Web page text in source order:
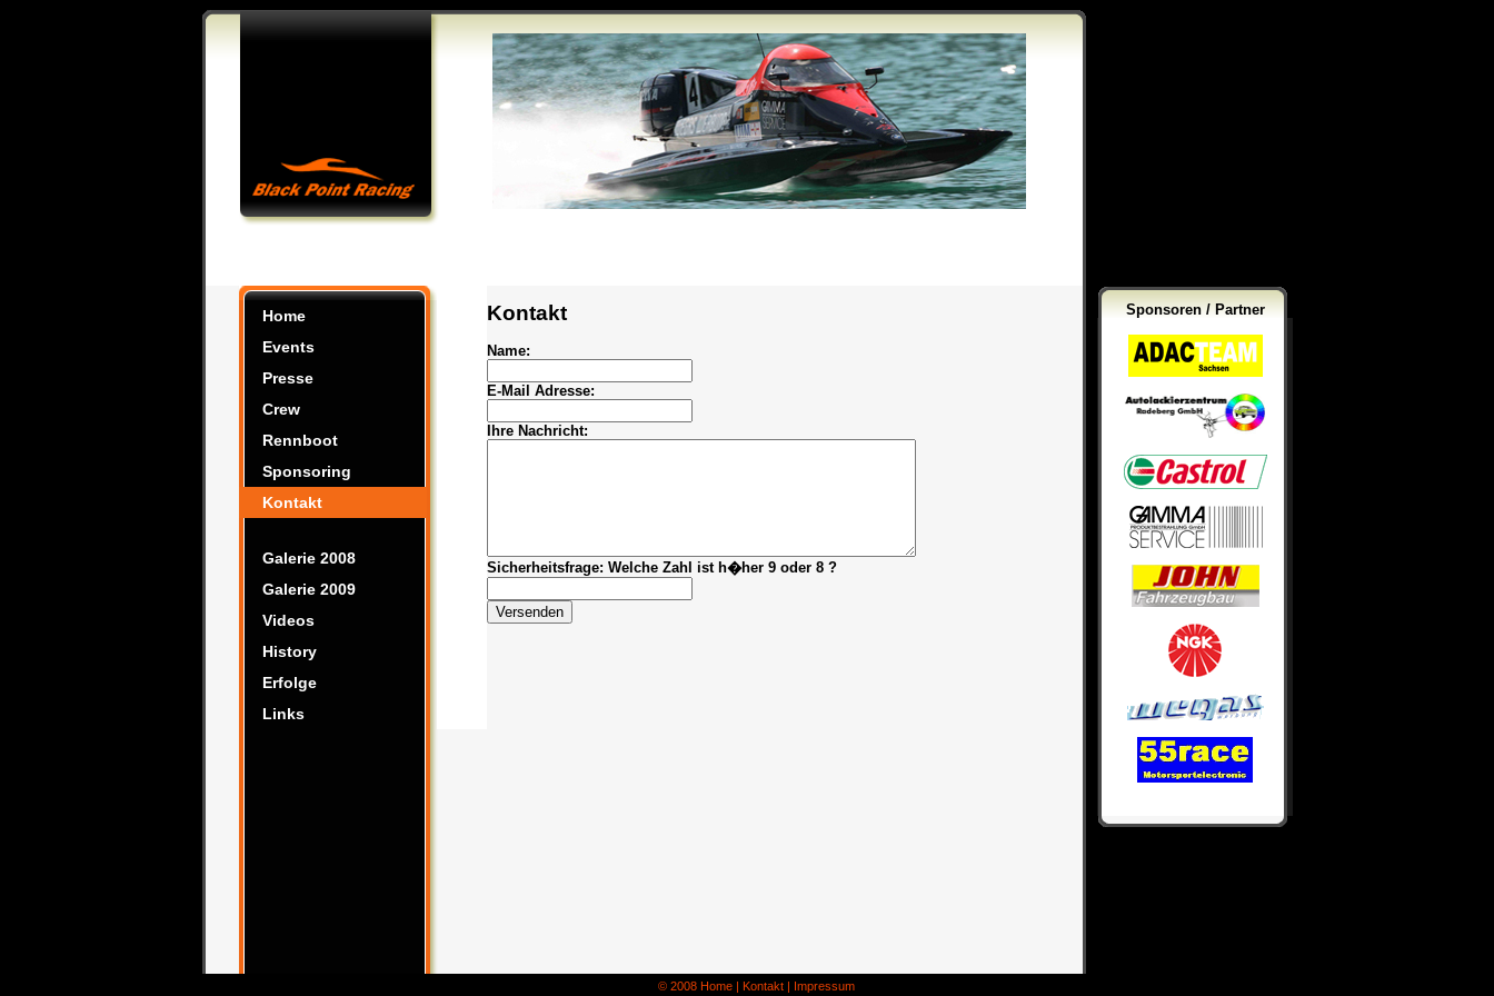
Sponsoren / Partner
Home
Events
Presse
Crew
Rennboot
Sponsoring
Kontakt
Galerie 2008
Galerie 2009
Videos
History
Erfolge
Links
Kontakt
Name:
E-Mail Adresse:
Ihre Nachricht:
Sicherheitsfrage: Welche Zahl ist h�her 9 oder 8 ?
© 2008 Home| Kontakt| Impressum